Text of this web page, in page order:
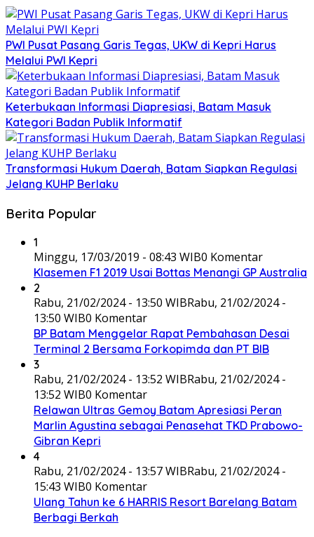
PWI Pusat Pasang Garis Tegas, UKW di Kepri Harus
Melalui PWI Kepri
Keterbukaan Informasi Diapresiasi, Batam Masuk
Kategori Badan Publik Informatif
Transformasi Hukum Daerah, Batam Siapkan Regulasi
Jelang KUHP Berlaku
Berita Popular
1
Minggu, 17/03/2019 - 08:43 WIB0 Komentar
Klasemen F1 2019 Usai Bottas Menangi GP Australia
2
Rabu, 21/02/2024 - 13:50 WIBRabu, 21/02/2024 -
13:50 WIB0 Komentar
BP Batam Menggelar Rapat Pembahasan Desai
Terminal 2 Bersama Forkopimda dan PT BIB
3
Rabu, 21/02/2024 - 13:52 WIBRabu, 21/02/2024 -
13:52 WIB0 Komentar
Relawan Ultras Gemoy Batam Apresiasi Peran
Marlin Agustina sebagai Penasehat TKD Prabowo-
Gibran Kepri
4
Rabu, 21/02/2024 - 13:57 WIBRabu, 21/02/2024 -
15:43 WIB0 Komentar
Ulang Tahun ke 6 HARRIS Resort Barelang Batam
Berbagi Berkah